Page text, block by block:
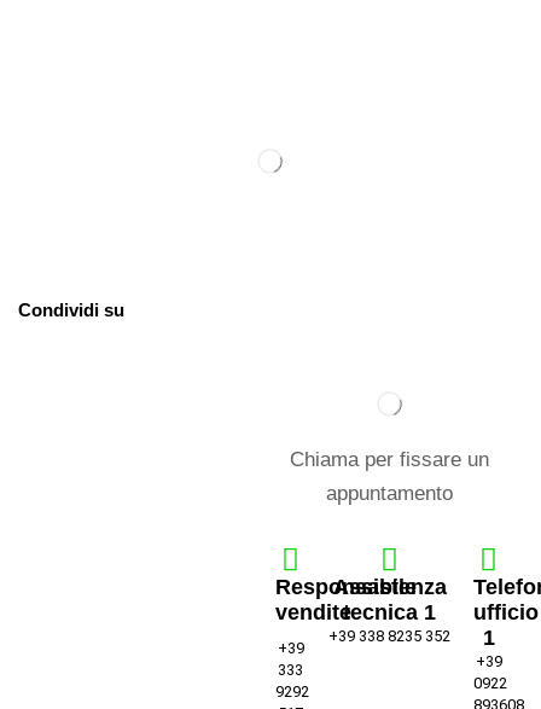
Condividi su
Chiama per fissare un
appuntamento
Responsabile
vendite
+39
333
9292
Assistenza
tecnica 1
+39 338 8235 352
ufficio
1
+39
0922
893608